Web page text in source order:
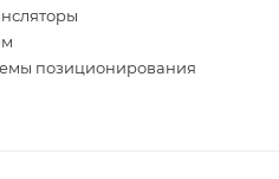
позиционирования